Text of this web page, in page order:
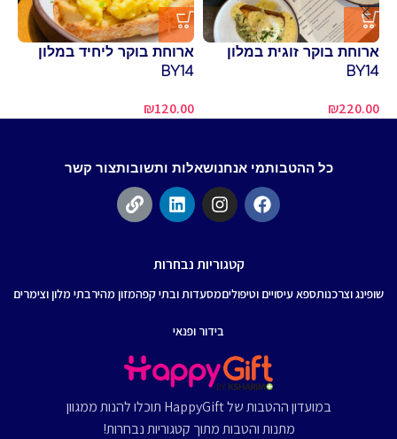
ארוחת בוקר זוגית במלון
BY14
₪220.00
ארוחת בוקר ליחיד במלון
BY14
₪120.00
כל ההטבותמי אנחנושאלות ותשובותצור קשר
קטגוריות נבחרות
שופינג וצרכנותספא עיסויים וטיפוליםמסעדות ובתי קפהמזון מהירבתי מלון וצימרים
בידור ופנאי
במועדון ההטבות של HappyGift תוכלו להנות ממגוון
מתנות והטבות מתוך קטגוריות נבחרות!